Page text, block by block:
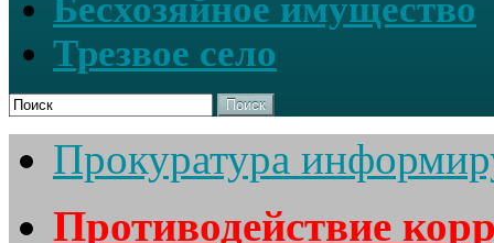
Бесхозяйное имущество
Трезвое село
Поиск
Прокуратура
Противодействие